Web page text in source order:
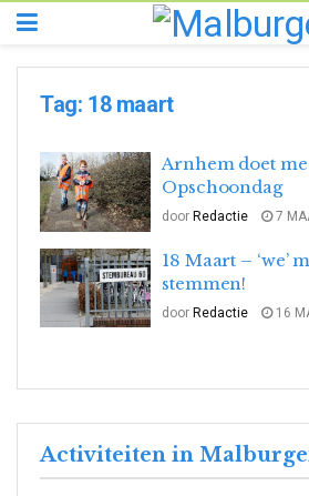
Tag: 18 maart
Arnhem doet
Opschoondag
door Redactie 7
18 Maart – ‘we’
stemmen!
door Redactie 16
Activiteiten in